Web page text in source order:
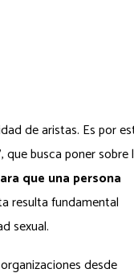
de aristas. Es por
que busca poner sobre
que una persona
resulta fundamental
sexual.
desde